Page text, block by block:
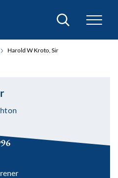
Sök
Harold W Kroto, Sir